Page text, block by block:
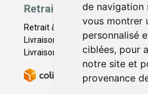
de navigation
vous montrer
personnalisé
ciblées, pour
notre site et
provenance
Retrait - Livraison
Retrait à la pharmacie - Click &
Livraison en Point Relais
Livraison à domicile